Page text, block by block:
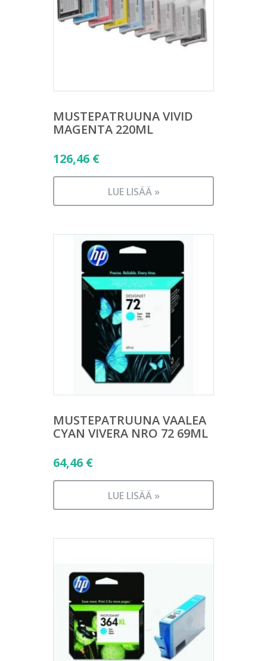
MUSTEPATRUUNA VIVID
MAGENTA 220ML
126,46 €
LUE LISÄÄ »
MUSTEPATRUUNA VAALEA
CYAN VIVERA NRO 72 69ML
64,46 €
LUE LISÄÄ »